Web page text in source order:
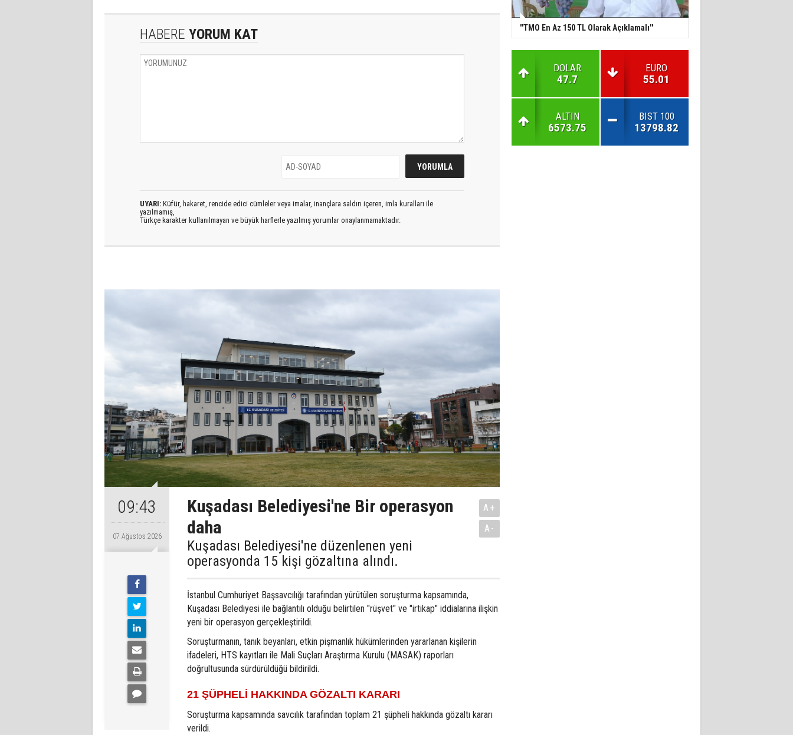
HABERE YORUM KAT
UYARI: Küfür, hakaret, rencide edici cümleler veya imalar, inançlara saldırı içeren, imla kuralları ile
yazılmamış,
Türkçe karakter kullanılmayan ve büyük harflerle yazılmış yorumlar onaylanmamaktadır.
09:43
07 Ağustos 2026
Kuşadası Belediyesi'ne Bir operasyon
daha
Kuşadası Belediyesi'ne düzenlenen yeni
operasyonda 15 kişi gözaltına alındı.
A+
A-
İstanbul Cumhuriyet Başsavcılığı tarafından yürütülen soruşturma kapsamında,
Kuşadası Belediyesi ile bağlantılı olduğu belirtilen "rüşvet" ve "irtikap" iddialarına ilişkin
yeni bir operasyon gerçekleştirildi.
Soruşturmanın, tanık beyanları, etkin pişmanlık hükümlerinden yararlanan kişilerin
ifadeleri, HTS kayıtları ile Mali Suçları Araştırma Kurulu (MASAK) raporları
doğrultusunda sürdürüldüğü bildirildi.
21 ŞÜPHELİ HAKKINDA GÖZALTI KARARI
Soruşturma kapsamında savcılık tarafından toplam 21 şüpheli hakkında gözaltı kararı
verildi.
''TMO En Az 150 TL Olarak Açıklamalı''
DOLAR
47.7
EURO
55.01
ALTIN
6573.75
BIST 100
13798.82